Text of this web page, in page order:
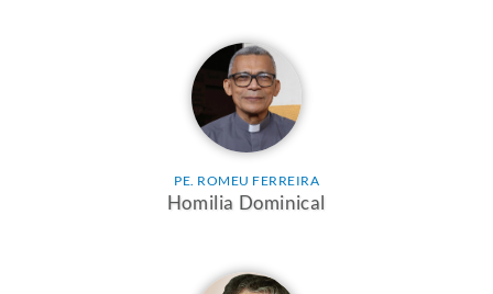
PE. ROMEU FERREIRA
Homilia Dominical